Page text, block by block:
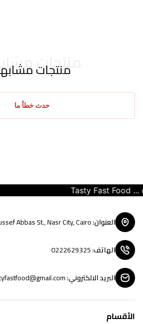
منتجات
منتجات
حدث خطأ ما
Tasty Fast Food ...
العنوان:
Abbas St., Nasr City, Cairo
الهاتف:
0222629325
البريد الالكتروني:
الأقسام